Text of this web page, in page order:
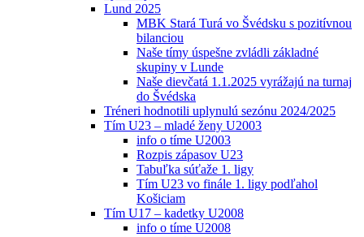
Lund 2025
MBK Stará Turá vo Švédsku s pozitívnou
bilanciou
Naše tímy úspešne zvládli základné
skupiny v Lunde
Naše dievčatá 1.1.2025 vyrážajú na turnaj
do Švédska
Tréneri hodnotili uplynulú sezónu 2024/2025
Tím U23 – mladé ženy U2003
info o tíme U2003
Rozpis zápasov U23
Tabuľka súťaže 1. ligy
Tím U23 vo finále 1. ligy podľahol
Košiciam
Tím U17 – kadetky U2008
info o tíme U2008